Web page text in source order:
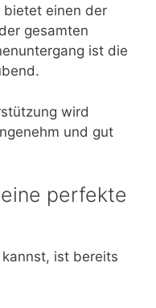
bietet einen der
gesamten
ist die
wird
und gut
perfekte
ist bereits